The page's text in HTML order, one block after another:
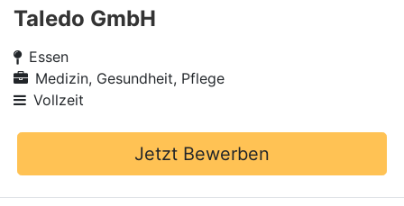
Taledo GmbH
Essen
Medizin, Gesundheit, Pflege
Vollzeit
Jetzt Bewerben